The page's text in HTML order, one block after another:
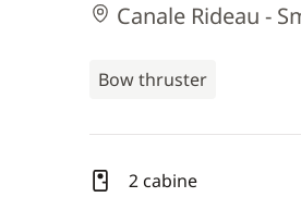
Canale Rideau -
Bow thruster
2 cabine